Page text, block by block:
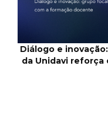
Diálogo e
da Unidavi reforça